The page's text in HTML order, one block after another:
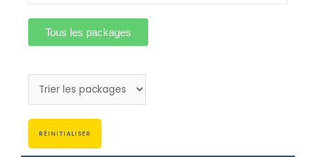
Tous les packages
RÉINITIALISER